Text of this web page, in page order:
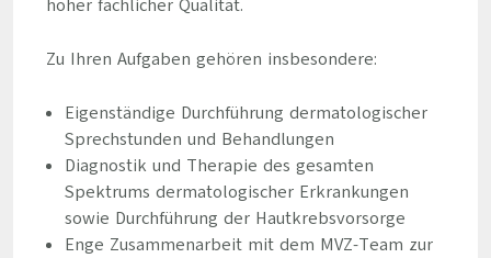
hoher fachlicher Qualität.
Zu Ihren Aufgaben gehören insbesondere:
Eigenständige Durchführung dermatologischer
Sprechstunden und Behandlungen
Diagnostik und Therapie des gesamten
Spektrums dermatologischer Erkrankungen
sowie Durchführung der Hautkrebsvorsorge
Enge Zusammenarbeit mit dem MVZ-Team zur